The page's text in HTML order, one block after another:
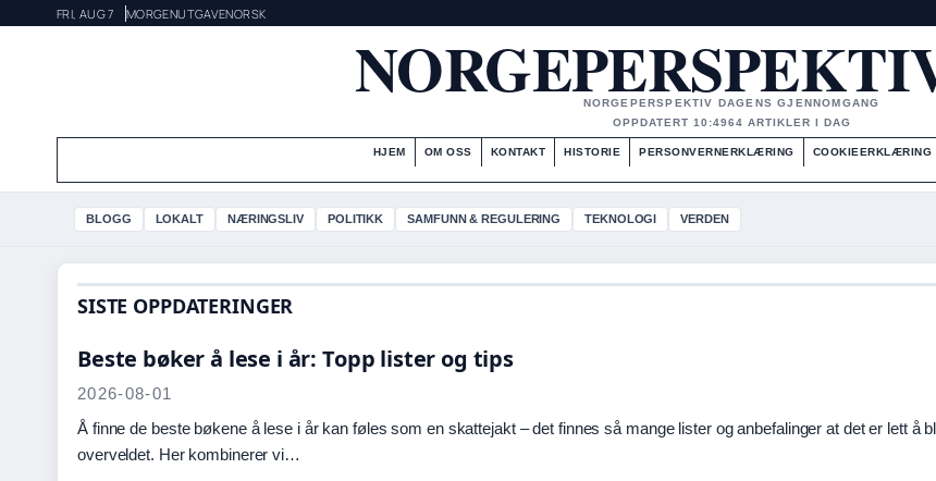
FRI, AUG 7 MORGENUTGAVENORSK
NORGEPERSPEKTIV DAGENS GJENNOMGANG
OPPDATERT 10:4964 ARTIKLER I DAG
HJEM OM OSS KONTAKT HISTORIE PERSONVERNERKLÆRING COOKIEERKLÆRING
BLOGG LOKALT NÆRINGSLIV POLITIKK SAMFUNN & REGULERING TEKNOLOGI VERDEN
SISTE OPPDATERINGER
Beste bøker å lese i år: Topp lister og tips
2026-08-01
Å finne de beste bøkene å lese i år kan føles som en skattejakt – det finnes så mange lister og anbefalinger at det er lett å
overveldet. Her kombinerer vi…